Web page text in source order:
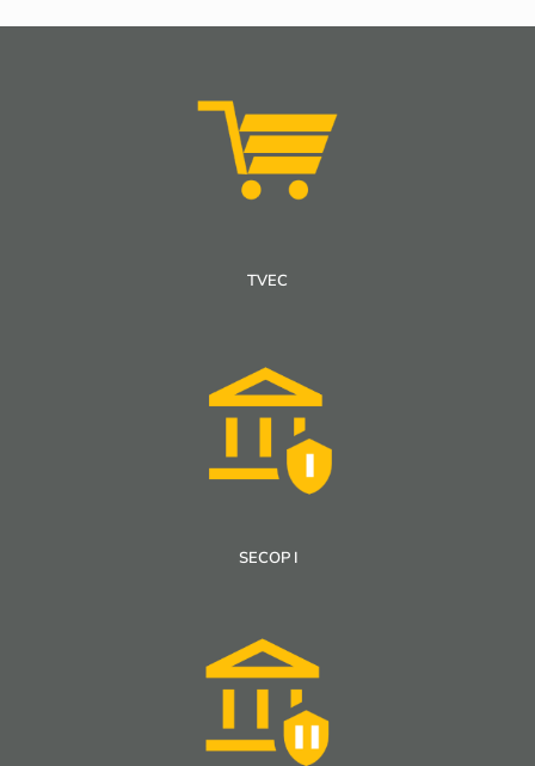
Informe segundo semestre 2021
Informe segundo semestre 2021
Encuesta de satisfacción 2015
TVEC
SECOP I